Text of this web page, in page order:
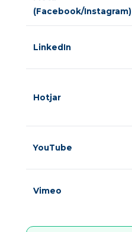
(Facebook/Instagram)
LinkedIn
Hotjar
YouTube
Vimeo